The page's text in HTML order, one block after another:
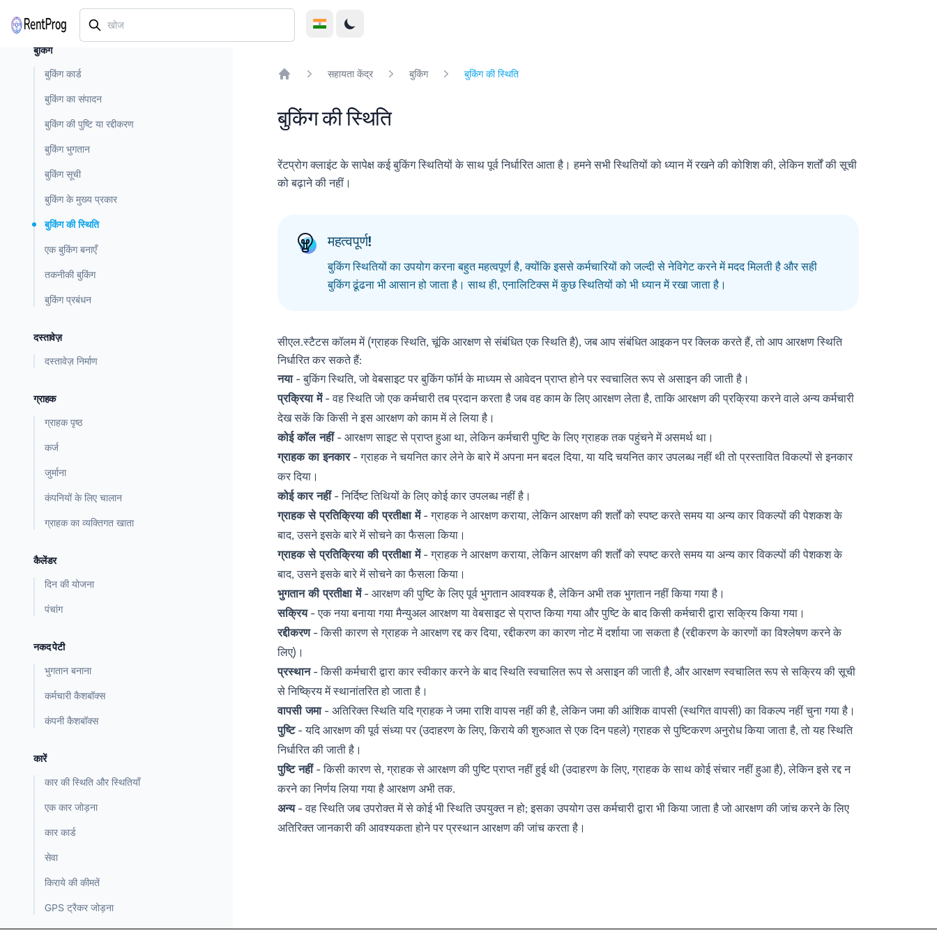
बुकिंग
बुकिंग कार्ड
बुकिंग का संपादन
बुकिंग की पुष्टि या रद्दीकरण
बुकिंग भुगतान
बुकिंग सूची
बुकिंग के मुख्य प्रकार
बुकिंग की स्थिति
एक बुकिंग बनाएँ
तकनीकी बुकिंग
बुकिंग प्रबंधन
दस्तावेज़
दस्तावेज़ निर्माण
ग्राहक
ग्राहक पृष्ठ
कर्ज
जुर्माना
कंपनियों के लिए चालान
ग्राहक का व्यक्तिगत खाता
कैलेंडर
दिन की योजना
पंचांग
नकद पेटी
भुगतान बनाना
कर्मचारी कैशबॉक्स
कंपनी कैशबॉक्स
कारें
कार की स्थिति और स्थितियाँ
एक कार जोड़ना
कार कार्ड
सेवा
किराये की कीमतें
GPS ट्रैकर जोड़ना
सहायता केंद्र बुकिंग बुकिंग की स्थिति
बुकिंग की स्थिति
रेंटप्रोग क्लाइंट के सापेक्ष कई बुकिंग स्थितियों के साथ पूर्व निर्धारित आता है। हमने सभी स्थितियों को ध्यान में रखने की कोशिश की, लेकिन शर्तों की सूची
को बढ़ाने की नहीं।
महत्वपूर्ण!
बुकिंग स्थितियों का उपयोग करना बहुत महत्वपूर्ण है, क्योंकि इससे कर्मचारियों को जल्दी से नेविगेट करने में मदद मिलती है और सही
बुकिंग ढूंढना भी आसान हो जाता है। साथ ही, एनालिटिक्स में कुछ स्थितियों को भी ध्यान में रखा जाता है।
सीएल.स्टैटस कॉलम में (ग्राहक स्थिति, चूंकि आरक्षण से संबंधित एक स्थिति है), जब आप संबंधित आइकन पर क्लिक करते हैं, तो आप आरक्षण स्थिति
निर्धारित कर सकते हैं:
नया- बुकिंग स्थिति, जो वेबसाइट पर बुकिंग फॉर्म के माध्यम से आवेदन प्राप्त होने पर स्वचालित रूप से असाइन की जाती है।
प्रक्रिया में- वह स्थिति जो एक कर्मचारी तब प्रदान करता है जब वह काम के लिए आरक्षण लेता है, ताकि आरक्षण की प्रक्रिया करने वाले अन्य कर्मचारी
देख सकें कि किसी ने इस आरक्षण को काम में ले लिया है।
कोई कॉल नहीं- आरक्षण साइट से प्राप्त हुआ था, लेकिन कर्मचारी पुष्टि के लिए ग्राहक तक पहुंचने में असमर्थ था।
ग्राहक का इनकार- ग्राहक ने चयनित कार लेने के बारे में अपना मन बदल दिया, या यदि चयनित कार उपलब्ध नहीं थी तो प्रस्तावित विकल्पों से इनकार
कर दिया।
कोई कार नहीं- निर्दिष्ट तिथियों के लिए कोई कार उपलब्ध नहीं है।
ग्राहक से प्रतिक्रिया की प्रतीक्षा में- ग्राहक ने आरक्षण कराया, लेकिन आरक्षण की शर्तों को स्पष्ट करते समय या अन्य कार विकल्पों की पेशकश के
बाद, उसने इसके बारे में सोचने का फैसला किया।
ग्राहक से प्रतिक्रिया की प्रतीक्षा में- ग्राहक ने आरक्षण कराया, लेकिन आरक्षण की शर्तों को स्पष्ट करते समय या अन्य कार विकल्पों की पेशकश के
बाद, उसने इसके बारे में सोचने का फैसला किया।
भुगतान की प्रतीक्षा में- आरक्षण की पुष्टि के लिए पूर्व भुगतान आवश्यक है, लेकिन अभी तक भुगतान नहीं किया गया है।
सक्रिय- एक नया बनाया गया मैन्युअल आरक्षण या वेबसाइट से प्राप्त किया गया और पुष्टि के बाद किसी कर्मचारी द्वारा सक्रिय किया गया।
रद्दीकरण- किसी कारण से ग्राहक ने आरक्षण रद्द कर दिया, रद्दीकरण का कारण नोट में दर्शाया जा सकता है (रद्दीकरण के कारणों का विश्लेषण करने के
लिए)।
प्रस्थान- किसी कर्मचारी द्वारा कार स्वीकार करने के बाद स्थिति स्वचालित रूप से असाइन की जाती है, और आरक्षण स्वचालित रूप से सक्रिय की सूची
से निष्क्रिय में स्थानांतरित हो जाता है।
वापसी जमा- अतिरिक्त स्थिति यदि ग्राहक ने जमा राशि वापस नहीं की है, लेकिन जमा की आंशिक वापसी (स्थगित वापसी) का विकल्प नहीं चुना गया है।
पुष्टि- यदि आरक्षण की पूर्व संध्या पर (उदाहरण के लिए, किराये की शुरुआत से एक दिन पहले) ग्राहक से पुष्टिकरण अनुरोध किया जाता है, तो यह स्थिति
निर्धारित की जाती है।
पुष्टि नहीं- किसी कारण से, ग्राहक से आरक्षण की पुष्टि प्राप्त नहीं हुई थी (उदाहरण के लिए, ग्राहक के साथ कोई संचार नहीं हुआ है), लेकिन इसे रद्द न
करने का निर्णय लिया गया है आरक्षण अभी तक.
अन्य- वह स्थिति जब उपरोक्त में से कोई भी स्थिति उपयुक्त न हो; इसका उपयोग उस कर्मचारी द्वारा भी किया जाता है जो आरक्षण की जांच करने के लिए
अतिरिक्त जानकारी की आवश्यकता होने पर प्रस्थान आरक्षण की जांच करता है।